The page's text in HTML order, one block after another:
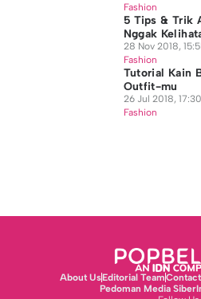
Fashion
5 Tips & Trik
Nggak
28 Nov 2018,
Fashion
Tutorial Kain
Outfit-mu
26 Jul 2018,
Fashion
About UsEditorial Team
Pedoman Media Siber